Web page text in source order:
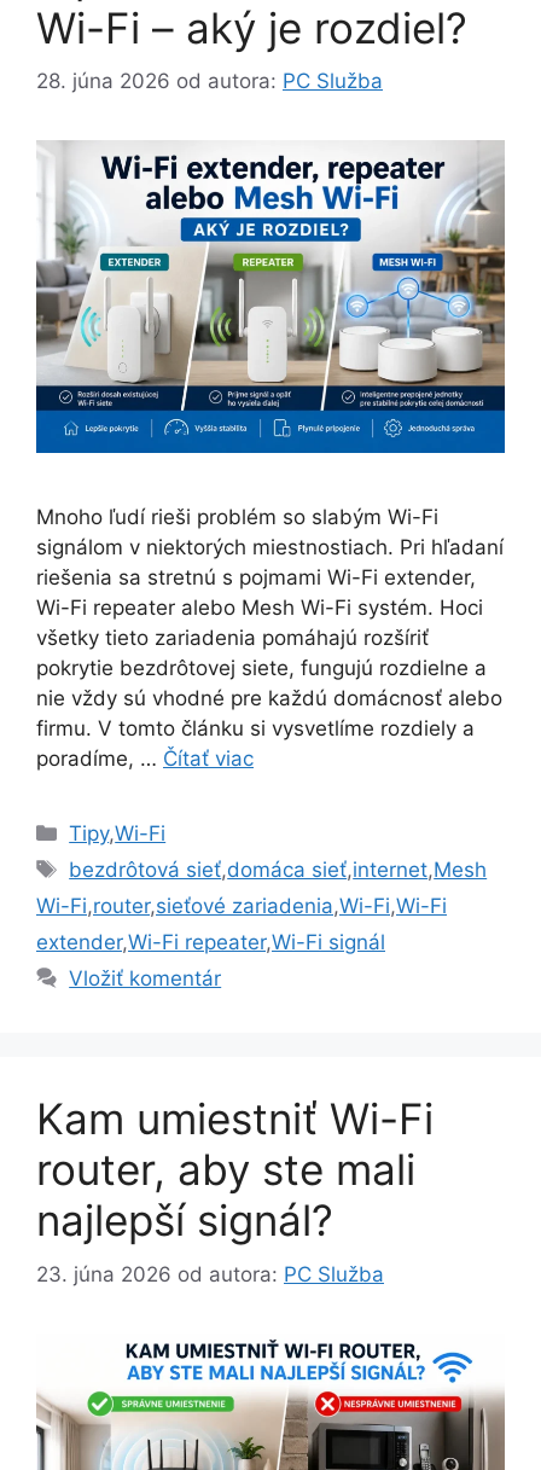
Wi-Fi – aký je rozdiel?
28. júna 2026 od autora: PC Služba
Mnoho ľudí rieši problém so slabým Wi-Fi
signálom v niektorých miestnostiach. Pri hľadaní
riešenia sa stretnú s pojmami Wi-Fi extender,
Wi-Fi repeater alebo Mesh Wi-Fi systém. Hoci
všetky tieto zariadenia pomáhajú rozšíriť
pokrytie bezdrôtovej siete, fungujú rozdielne a
nie vždy sú vhodné pre každú domácnosť alebo
firmu. V tomto článku si vysvetlíme rozdiely a
poradíme, … Čítať viac
Kategórie
Tipy,Wi-Fi
Značky
bezdrôtová sieť,domáca sieť,internet,Mesh
Wi-Fi,router,sieťové zariadenia,Wi-Fi,Wi-Fi
extender,Wi-Fi repeater,Wi-Fi signál
Vložiť komentár
Kam umiestniť Wi-Fi
router, aby ste mali
najlepší signál?
23. júna 2026 od autora: PC Služba